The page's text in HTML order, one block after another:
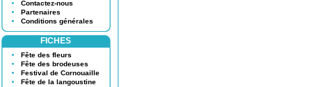
Contactez-nous
Partenaires
Conditions générales
FICHES
Fête des fleurs
Fête des brodeuses
Festival de Cornouaille
Fête de la langoustine